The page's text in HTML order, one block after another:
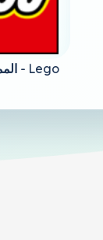
المملكة المتحدة - Lego